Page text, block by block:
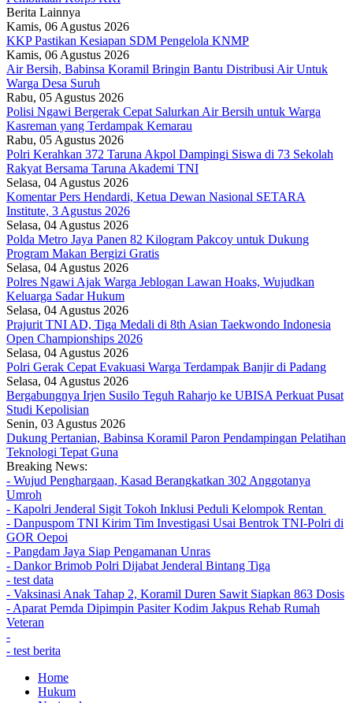
Berita Lainnya
Kamis, 06 Agustus 2026
KKP Pastikan Kesiapan SDM Pengelola KNMP
Kamis, 06 Agustus 2026
Air Bersih, Babinsa Koramil Bringin Bantu Distribusi Air Untuk
Warga Desa Suruh
Rabu, 05 Agustus 2026
Polisi Ngawi Bergerak Cepat Salurkan Air Bersih untuk Warga
Kasreman yang Terdampak Kemarau
Rabu, 05 Agustus 2026
Polri Kerahkan 372 Taruna Akpol Dampingi Siswa di 73 Sekolah
Rakyat Bersama Taruna Akademi TNI
Selasa, 04 Agustus 2026
Komentar Pers Hendardi, Ketua Dewan Nasional SETARA
Institute, 3 Agustus 2026
Selasa, 04 Agustus 2026
Polda Metro Jaya Panen 82 Kilogram Pakcoy untuk Dukung
Program Makan Bergizi Gratis
Selasa, 04 Agustus 2026
Polres Ngawi Ajak Warga Jeblogan Lawan Hoaks, Wujudkan
Keluarga Sadar Hukum
Selasa, 04 Agustus 2026
Prajurit TNI AD, Tiga Medali di 8th Asian Taekwondo Indonesia
Open Championships 2026
Selasa, 04 Agustus 2026
Polri Gerak Cepat Evakuasi Warga Terdampak Banjir di Padang
Selasa, 04 Agustus 2026
Bergabungnya Irjen Susilo Teguh Raharjo ke UBISA Perkuat Pusat
Studi Kepolisian
Senin, 03 Agustus 2026
Dukung Pertanian, Babinsa Koramil Paron Pendampingan Pelatihan
Teknologi Tepat Guna
Breaking News:
- Wujud Penghargaan, Kasad Berangkatkan 302 Anggotanya
Umroh
- Kapolri Jenderal Sigit Tokoh Inklusi Peduli Kelompok Rentan
- Danpuspom TNI Kirim Tim Investigasi Usai Bentrok TNI-Polri di
GOR Oepoi
- Pangdam Jaya Siap Pengamanan Unras
- Dankor Brimob Polri Dijabat Jenderal Bintang Tiga
- test data
- Vaksinasi Anak Tahap 2, Koramil Duren Sawit Siapkan 863 Dosis
- Aparat Pemda Dipimpin Pasiter Kodim Jakpus Rehab Rumah
Veteran
-
- test berita
Home
Hukum